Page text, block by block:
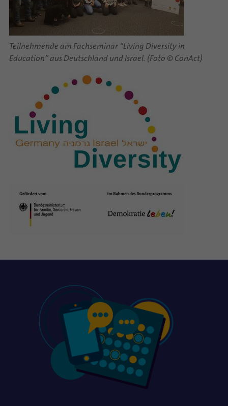
Teilnehmende am Fachseminar “Living Diversity in
Education” aus Deutschland und Israel. (Foto © ConAct)